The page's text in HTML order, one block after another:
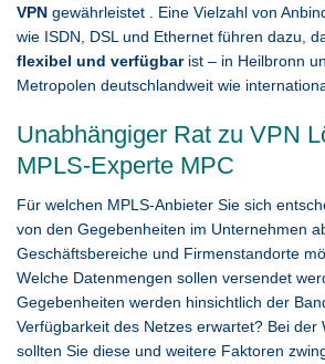
VPN gewährleistet . Eine Vielzahl von
wie ISDN, DSL und Ethernet führen dazu,
flexibel und verfügbarist – in Heilbronn
Metropolen deutschlandweit wie
Unabhängiger Rat zu VPN
MPLS-Experte MPC
Für welchen MPLS-Anbieter Sie sich
von den Gegebenheiten im Unternehmen
Geschäftsbereiche und Firmenstandorte
Welche Datenmengen sollen versendet
Gegebenheiten werden hinsichtlich der
Verfügbarkeit des Netzes erwartet? Bei der
sollten Sie diese und weitere Faktoren